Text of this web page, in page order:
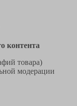
контента
товара)
модерации